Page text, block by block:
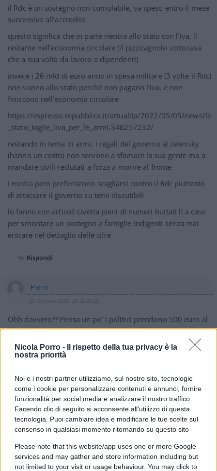
Nicola Porro -
Il rispetto della tua privacy è la
nostra priorità
Noi e i nostri partner utilizziamo, sul nostro sito, tecnologie
come i cookie per personalizzare contenuti e annunci, fornire
funzionalità per social media e analizzare il nostro traffico.
Facendo clic di seguito si acconsente all'utilizzo di questa
tecnologia. Puoi cambiare idea e modificare le tue scelte sul
consenso in qualsiasi momento ritornando su questo sito
Please note that this website/app uses one or more Google
services and may gather and store information including but
not limited to your visit or usage behaviour. You may click to
il Rdc è un sostegno non cumulabile, va speso entro il mese
successivo all’accredito
questo significa che in parte rientra allo stato con l’iva, il
restante nell’economia circolare (il pizzicagnolo sottocasa
che a sua volta da lavoro a dipendenti)
invece i 26 mld di euro anno in spesa militare (3 volte il Rdc)
non vanno allo stato perchè non pagano l’iva, e non
finiscono nell’economia circolare
https://espresso.repubblica.it/attualita/2022/05/05/news/lo
_stato_toglie_iiva_per_le_armi-348257232/
restando in tema di armi, i regali del governo al zelensky
(hanno un costo) non servono a sfamare la sua gente ma a
mandare civili reclutati a forza a morire al fronte
i media però preferiscono scagliarsi contro il Rdc piuttosto
di attaccare il governo su temi discutibili
lo fanno con articoli civetta pieni di numeri buttati lì a caso
per smontare un sostegno a famiglie indigenti senza mai
entrare nel dettaglio delle cifre
Rispondi
Piero
25 Gennaio 2023, 23:11 23:11
Ohh davvero?? Pensa un po’ i politici prendono 500 euro al
giorno a quelli non gli vai a fare la somma non gli vai a
vedere nel portafiglio. Li pagano gli italiani pure a loro. Ma
per il RDC e stato sovvenzionato dall’ Europa fino al 2029
PAGANO IN TUTTA ITALIA X LA CLASSE POLITICA E QUEL
POCO AI POVERI CHE VALE VITE UMANE..SANGUE..NON
QUELLO DELLA MELONI A CHIACCHERE..MIO CARO
QUAQUARAQUÀ
sergino